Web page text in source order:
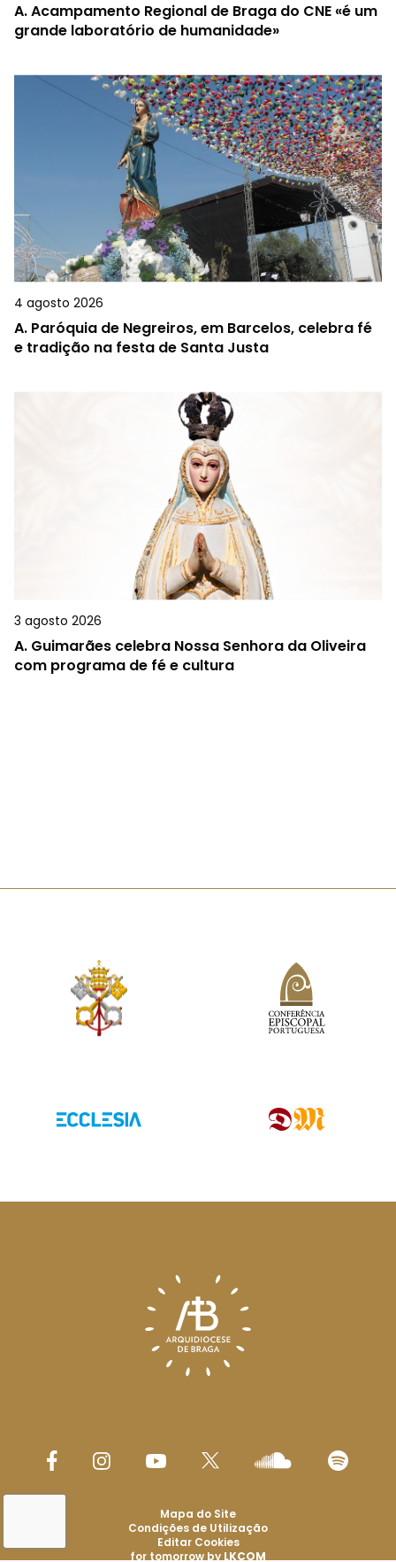
A.Acampamento Regional de Braga do CNE «é um
grande laboratório de humanidade»
4 agosto 2026
A. Paróquia de Negreiros, em Barcelos, celebra fé
e tradição na festa de Santa Justa
3 agosto 2026
A. Guimarães celebra Nossa Senhora da Oliveira
com programa de fé e cultura
Mapa do Site
Condições de Utilização
Editar Cookies
for tomorrow by LKCOM